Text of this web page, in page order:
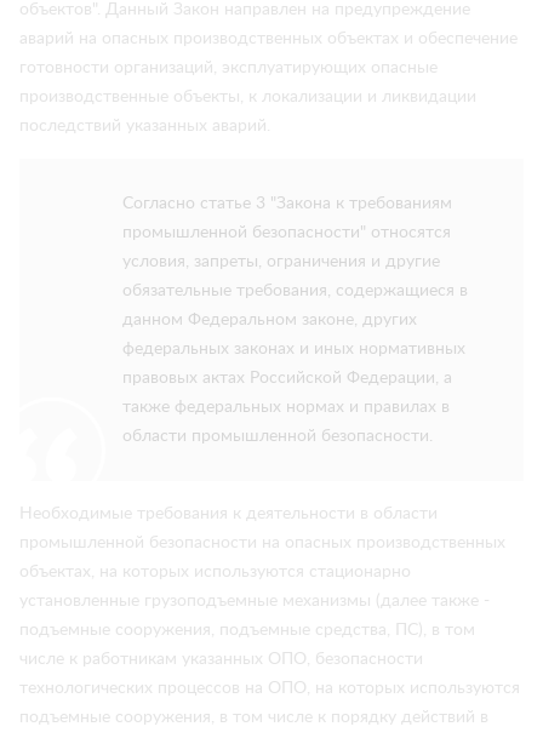
объектов". Данный Закон направлен на предупреждение
аварий на опасных производственных объектах и обеспечение
готовности организаций, эксплуатирующих опасные
производственные объекты, к локализации и ликвидации
последствий указанных аварий.
Согласно статье 3 "Закона к требованиям
промышленной безопасности" относятся
условия, запреты, ограничения и другие
обязательные требования, содержащиеся в
данном Федеральном законе, других
федеральных законах и иных нормативных
правовых актах Российской Федерации, а
также федеральных нормах и правилах в
области промышленной безопасности.
Необходимые требования к деятельности в области
промышленной безопасности на опасных производственных
объектах, на которых используются стационарно
установленные грузоподъемные механизмы (далее также -
подъемные сооружения, подъемные средства, ПС), в том
числе к работникам указанных ОПО, безопасности
технологических процессов на ОПО, на которых используются
подъемные сооружения, в том числе к порядку действий в